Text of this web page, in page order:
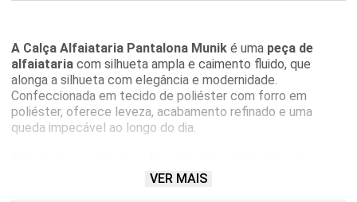
A Calça Alfaiataria Pantalona Munik é uma peça de
alfaiataria com silhueta ampla e caimento fluido, que
alonga a silhueta com elegância e modernidade.
Confeccionada em tecido de poliéster com forro em
poliéster, oferece leveza, acabamento refinado e uma
queda impecável ao longo do dia.
estilo alfaiataria, com fechamento frontal por botão que
VER MAIS